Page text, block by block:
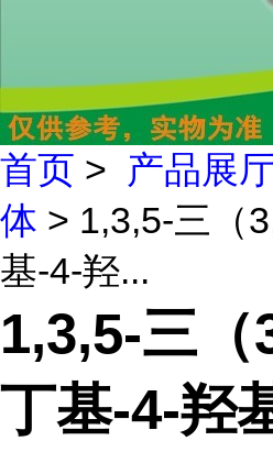
首页 > 产品展
体 > 1,3,5-三（
基-4-羟...
1,3,5-三（
丁基-4-羟